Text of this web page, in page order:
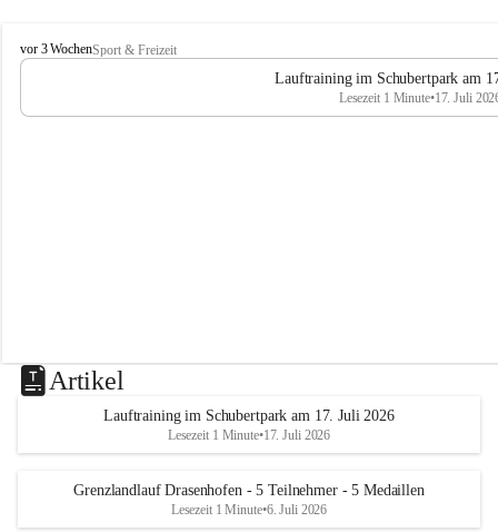
L
V
a
vor 3 WochenSport & Freizeit
Lauftraining im Schubertpark am
Lesezeit 1 Minute•17. Juli
Artikel
Lauftraining im Schubertpark am 17. Juli 2026
Lesezeit 1 Minute•17. Juli 2026
Grenzlandlauf Drasenhofen - 5 Teilnehmer - 5 Medaillen
Lesezeit 1 Minute•6. Juli 2026